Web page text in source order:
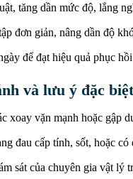
tăng dần mức độ, lắng
đơn giản, nâng dần độ
để đạt hiệu quả phục
và lưu ý đặc biệt
xoay vặn mạnh hoặc gập
đau cấp tính, sốt, hoặc có
sát của chuyên gia vật lý